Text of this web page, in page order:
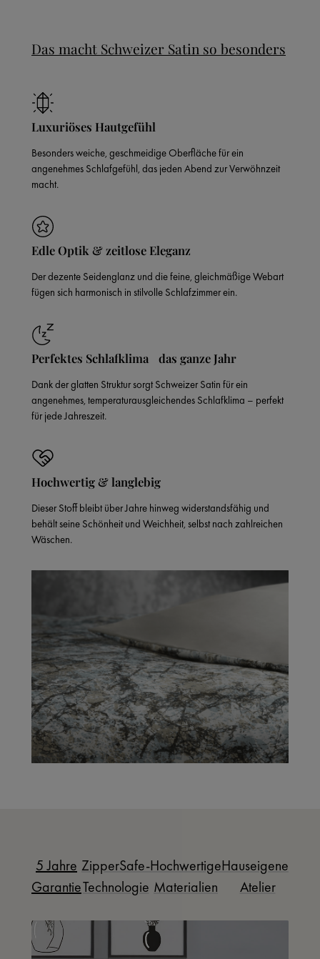
Das macht Schweizer Satin so besonders
Luxuriöses Hautgefühl
Besonders weiche, geschmeidige Oberfläche für ein
angenehmes Schlafgefühl, das jeden Abend zur Verwöhnzeit
macht.
Edle Optik & zeitlose Eleganz
Der dezente Seidenglanz und die feine, gleichmäßige Webart
fügen sich harmonisch in stilvolle Schlafzimmer ein.
Perfektes Schlafklima das ganze Jahr
Dank der glatten Struktur sorgt Schweizer Satin für ein
angenehmes, temperaturausgleichendes Schlafklima – perfekt
für jede Jahreszeit.
Hochwertig & langlebig
Dieser Stoff bleibt über Jahre hinweg widerstandsfähig und
behält seine Schönheit und Weichheit, selbst nach zahlreichen
Wäschen.
5 Jahre
Garantie
ZipperSafe-
Technologie
Hochwertige
Materialien
Hauseigenes
Atelier